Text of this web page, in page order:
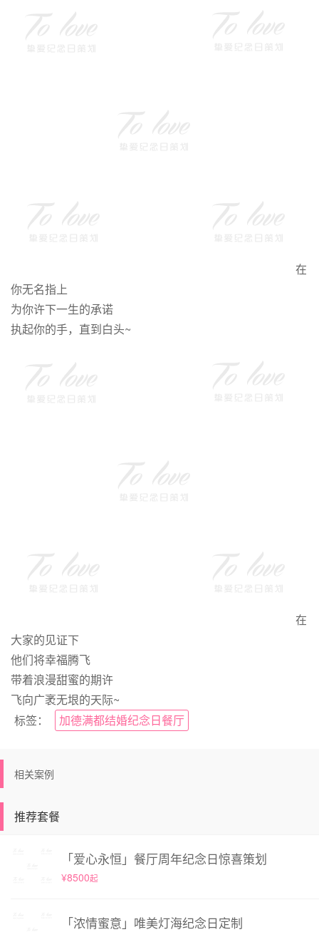
在
你无名指上
为你许下一生的承诺
执起你的手，直到白头~
在
大家的见证下
他们将幸福腾飞
带着浪漫甜蜜的期许
飞向广袤无垠的天际~
标签：
加德满都结婚纪念日餐厅
相关案例
推荐套餐
「爱心永恒」餐厅周年纪念日惊喜策划
¥8500起
「浓情蜜意」唯美灯海纪念日定制